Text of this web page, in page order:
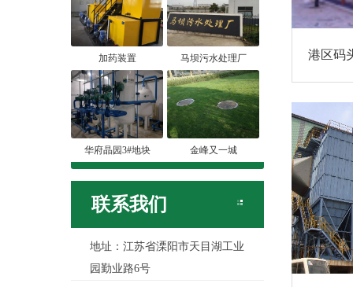
加药装置 马坝污水处理厂
华府晶园3#地块 金峰又一城
联系我们
地址：江苏省溧阳市天目湖工业
园勤业路6号
港区码